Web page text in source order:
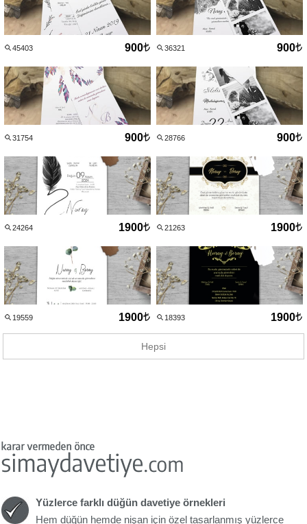
45403 900 36321 900
31754 900 28766 900
24264 1900 21263 1900
19559 1900 18393 1900
Hepsi
Yüzlerce farklı düğün davetiye örnekleri
Hem düğün hemde nişan için özel tasarlanmış yüzlerce